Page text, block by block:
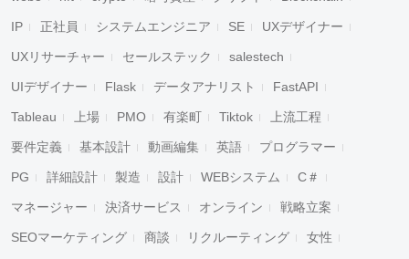
IP 正社員 システムエンジニア SE UXデザイナー
UXリサーチャー セールステック salestech
UIデザイナー Flask データアナリスト FastAPI
Tableau 上場 PMO 有楽町 Tiktok 上流工程
要件定義 基本設計 動画編集 英語 プログラマー
PG 詳細設計 製造 設計 WEBシステム C＃
マネージャー 決済サービス オンライン 戦略立案
SEOマーケティング 商談 リクルーティング 女性